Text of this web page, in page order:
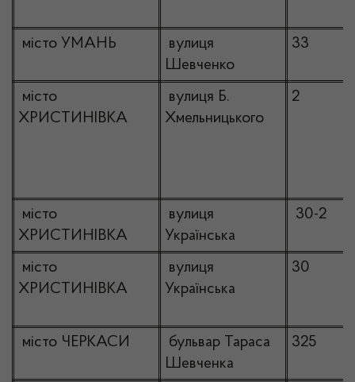
місто УМАНЬ
вулиця
Шевченко
33
місто
ХРИСТИНІВКА
вулиця Б.
Хмельницького
2
місто
ХРИСТИНІВКА
вулиця
Українська
30-2
місто
ХРИСТИНІВКА
вулиця
Українська
30
місто ЧЕРКАСИ
бульвар Тараса
Шевченка
325